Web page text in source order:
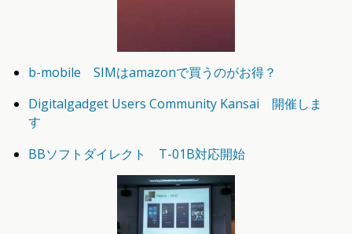
b-mobile SIMはamazonで買うのがお得？
Digitalgadget Users Community Kansai 開催しま
す
BBソフトダイレクト T-01B対応開始